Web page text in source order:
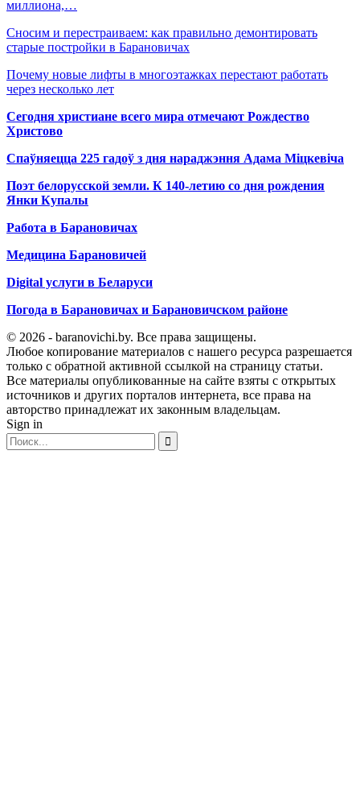
миллиона,…
Сносим и перестраиваем: как правильно демонтировать
старые постройки в Барановичах
Почему новые лифты в многоэтажках перестают работать
через несколько лет
Сегодня христиане всего мира отмечают Рождество
Христово
Спаўняецца 225 гадоў з дня нараджэння Адама Міцкевіча
Поэт белорусской земли. К 140-летию со дня рождения
Янки Купалы
Работа в Барановичах
Медицина Барановичей
Digital услуги в Беларуси
Погода в Барановичах и Барановичском районе
© 2026 - baranovichi.by. Все права защищены.
Любое копирование материалов с нашего ресурса разрешается
только с обратной активной ссылкой на страницу статьи.
Все материалы опубликованные на сайте взяты с открытых
источников и других порталов интернета, все права на
авторство принадлежат их законным владельцам.
Sign in